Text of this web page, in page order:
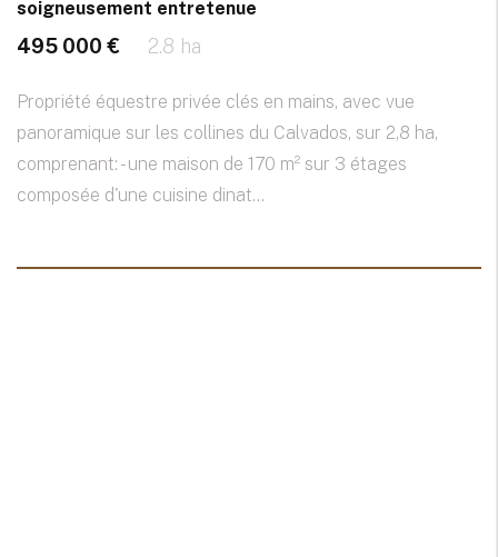
soigneusement entretenue
495 000 € 2.8 ha
Propriété équestre privée clés en mains, avec vue
panoramique sur les collines du Calvados, sur 2,8 ha,
comprenant: - une maison de 170 m² sur 3 étages
composée d'une cuisine dinat...